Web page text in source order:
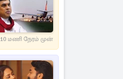
10 மணி நேரம் முன்